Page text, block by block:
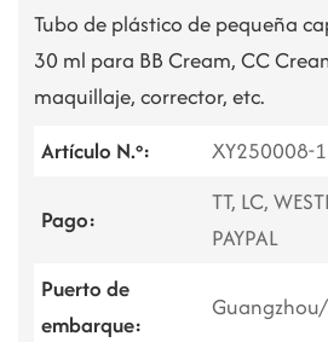
Tubo de plástico de pequeña
30 ml para BB Cream, CC
maquillaje, corrector, etc.
Artículo N.º:
XY250008-1
Pago:
TT, LC,
PAYPAL
Puerto de
embarque: